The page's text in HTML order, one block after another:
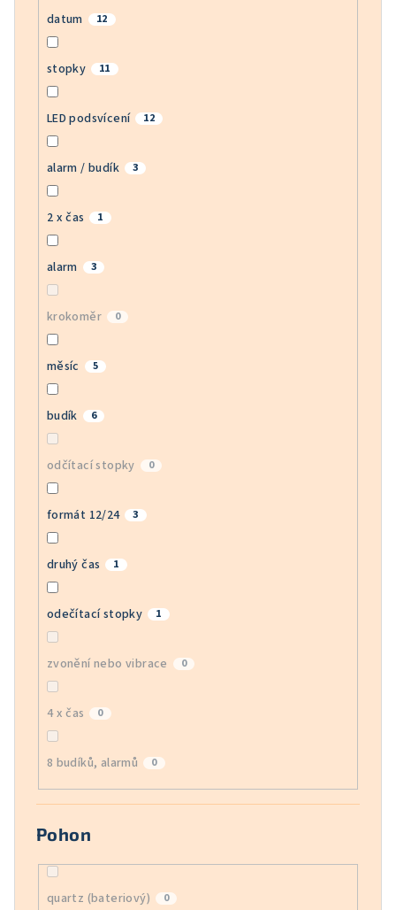
datum 12
stopky 11
LED podsvícení 12
alarm / budík 3
2 x čas 1
alarm 3
krokoměr 0
měsíc 5
budík 6
odčítací stopky 0
formát 12/24 3
druhý čas 1
odečítací stopky 1
zvonění nebo vibrace 0
4 x čas 0
8 budíků, alarmů 0
Pohon
quartz (bateriový) 0